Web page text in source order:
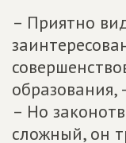
– Приятно
образования,
– Но
сложный, он